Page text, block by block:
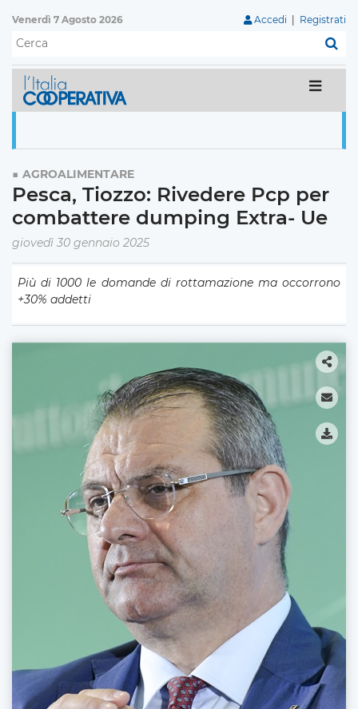
Venerdì 7 Agosto 2026 Accedi Registrati
AGROALIMENTARE
Pesca, Tiozzo: Rivedere Pcp per
combattere dumping Extra- Ue
giovedì 30 gennaio 2025
Più di 1000 le domande di rottamazione ma occorrono
+30% addetti